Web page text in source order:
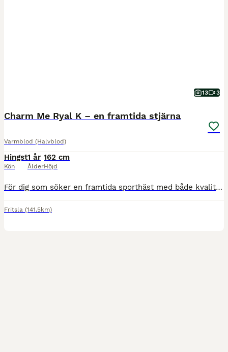
13 3
Charm Me Ryal K – en framtida stjärna
Varmblod (Halvblod)
Hingst
Kön
1 år
Ålder
162 cm
Höjd
För dig som söker en framtida sporthäst med både kvalitet och karaktär finns nu möjligheten att förvärva Charm Me Ryal K, en lovande unghingst med en stamtavla som förenar några av Europas mest eftert
Fritsla (141.5km)